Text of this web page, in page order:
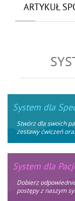
ARTYKUŁ
System dla
Stwórz dla swoich
zestawy ćwiczeń
System dla
Dobierz
postępy z naszym